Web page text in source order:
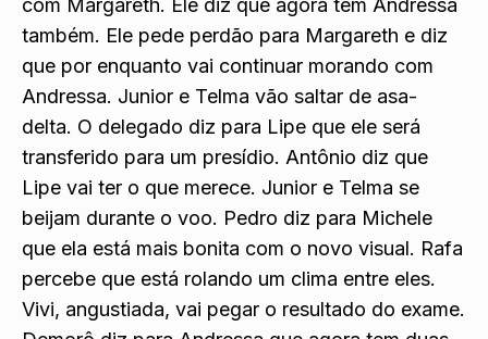
Demorô diz que não é tão fácil voltar a morar
com Margareth. Ele diz que agora tem Andressa
também. Ele pede perdão para Margareth e diz
que por enquanto vai continuar morando com
Andressa. Junior e Telma vão saltar de asa-
delta. O delegado diz para Lipe que ele será
transferido para um presídio. Antônio diz que
Lipe vai ter o que merece. Junior e Telma se
beijam durante o voo. Pedro diz para Michele
que ela está mais bonita com o novo visual. Rafa
percebe que está rolando um clima entre eles.